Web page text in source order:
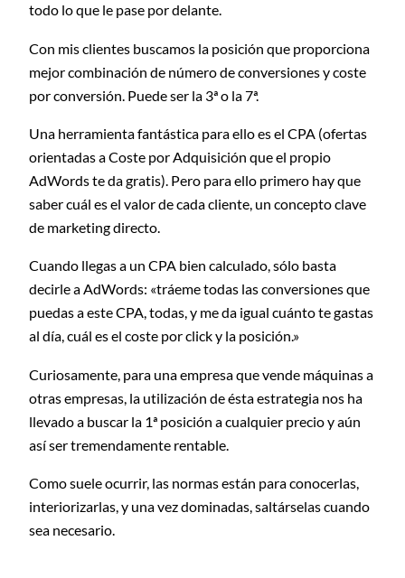
todo lo que le pase por delante.
Con mis clientes buscamos la posición que proporciona
mejor combinación de número de conversiones y coste
por conversión. Puede ser la 3ª o la 7ª.
Una herramienta fantástica para ello es el CPA (ofertas
orientadas a Coste por Adquisición que el propio
AdWords te da gratis). Pero para ello primero hay que
saber cuál es el valor de cada cliente, un concepto clave
de marketing directo.
Cuando llegas a un CPA bien calculado, sólo basta
decirle a AdWords: «tráeme todas las conversiones que
puedas a este CPA, todas, y me da igual cuánto te gastas
al día, cuál es el coste por click y la posición.»
Curiosamente, para una empresa que vende máquinas a
otras empresas, la utilización de ésta estrategia nos ha
llevado a buscar la 1ª posición a cualquier precio y aún
así ser tremendamente rentable.
Como suele ocurrir, las normas están para conocerlas,
interiorizarlas, y una vez dominadas, saltárselas cuando
sea necesario.